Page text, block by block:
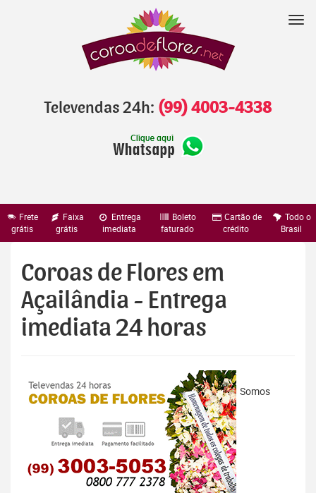
Televendas 24h: (99) 4003-4338
Frete
grátis
Faixa
grátis
Entrega
imediata
Boleto
faturado
Cartão de
crédito
Todo o
Brasil
Coroas de Flores em
Açailândia - Entrega
imediata 24 horas
Somos